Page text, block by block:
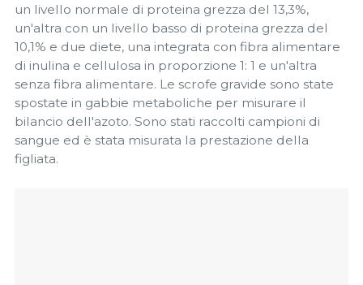
un livello normale di proteina grezza del 13,3%,
un'altra con un livello basso di proteina grezza del
10,1% e due diete, una integrata con fibra alimentare
di inulina e cellulosa in proporzione 1: 1 e un'altra
senza fibra alimentare. Le scrofe gravide sono state
spostate in gabbie metaboliche per misurare il
bilancio dell'azoto. Sono stati raccolti campioni di
sangue ed è stata misurata la prestazione della
figliata.